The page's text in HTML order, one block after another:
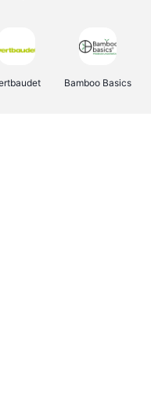
Bamboo Basics